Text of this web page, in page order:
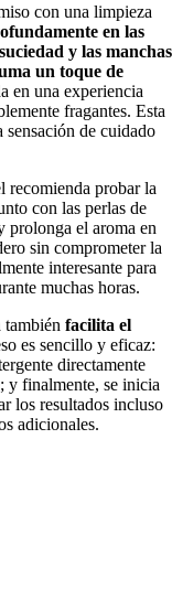
con una limpieza
en las
y las manchas
un toque de
en una experiencia
fragantes. Esta
de cuidado
recomienda probar la
con las perlas de
prolonga el aroma en
sin comprometer la
interesante para
muchas horas.
facilita el
es sencillo y eficaz:
directamente
y finalmente, se inicia
los resultados incluso
adicionales.